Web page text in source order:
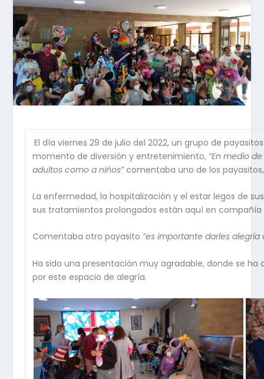
El día viernes 29 de julio del 2022, un grupo de
momento de diversión y entretenimiento, “En medio
adultos como a niños”comentaba uno de los
La enfermedad, la hospitalización y el estar legos de
sus tratamientos prolongados están aquí en
Comentaba otro payasito “es importante darles
Ha sido una presentación muy agradable, donde se
por este espacio de alegría.